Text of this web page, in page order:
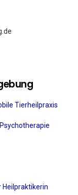
Tierheilpraxis
Heilpraktikerin